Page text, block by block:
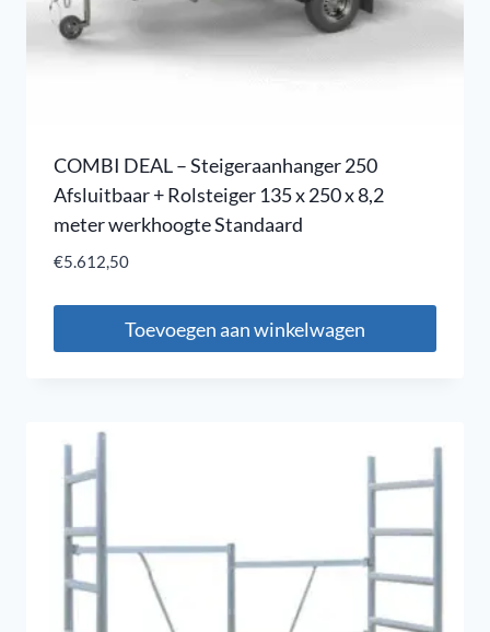
COMBI DEAL – Steigeraanhanger 250
Afsluitbaar + Rolsteiger 135 x 250 x 8,2
meter werkhoogte Standaard
€5.612,50
Toevoegen aan winkelwagen